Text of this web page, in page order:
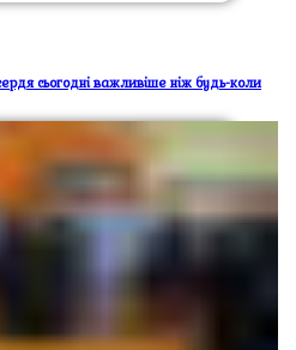
сьогодні важливіше ніж будь-коли